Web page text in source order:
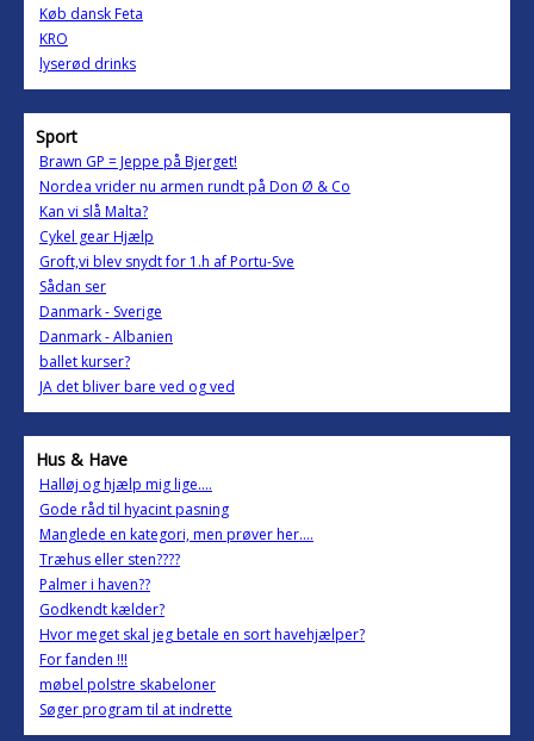
Køb dansk Feta
KRO
lyserød drinks
Sport
Brawn GP = Jeppe på Bjerget!
Nordea vrider nu armen rundt på Don Ø & Co
Kan vi slå Malta?
Cykel gear Hjælp
Groft,vi blev snydt for 1.h af Portu-Sve
Sådan ser
Danmark - Sverige
Danmark - Albanien
ballet kurser?
JA det bliver bare ved og ved
Hus & Have
Halløj og hjælp mig lige....
Gode råd til hyacint pasning
Manglede en kategori, men prøver her....
Træhus eller sten????
Palmer i haven??
Godkendt kælder?
Hvor meget skal jeg betale en sort havehjælper?
For fanden !!!
møbel polstre skabeloner
Søger program til at indrette